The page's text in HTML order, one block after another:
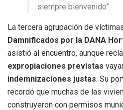
siempre bienvenido”.
La tercera agrupación de
Damnificados por la DANA
asistió al encuentro, aunque
expropiaciones previstas
indemnizaciones justas. Su
recordó que muchas de las
construyeron con permisos